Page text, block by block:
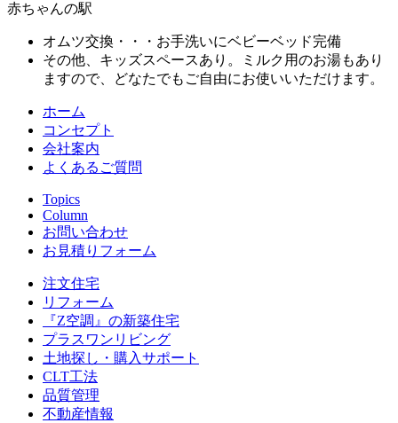
赤ちゃんの駅
オムツ交換・・・お手洗いにベビーベッド完備
その他、キッズスペースあり。ミルク用のお湯もあり
ますので、どなたでもご自由にお使いいただけます。
ホーム
コンセプト
会社案内
よくあるご質問
Topics
Column
お問い合わせ
お見積りフォーム
注文住宅
リフォーム
『Z空調』の新築住宅
プラスワンリビング
土地探し・購入サポート
CLT工法
品質管理
不動産情報